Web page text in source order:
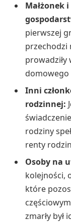
Małżonek
pierwszej
przechodzi
domowego
Inni
rodzinnej:
rodziny
renty
Osoby na
kolejności,
które
zmarły był